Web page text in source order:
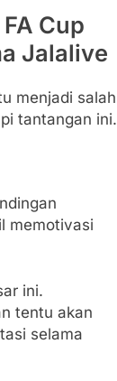
Cup
Jalalive
menjadi salah
tantangan ini.
memotivasi
ini.
tentu akan
selama